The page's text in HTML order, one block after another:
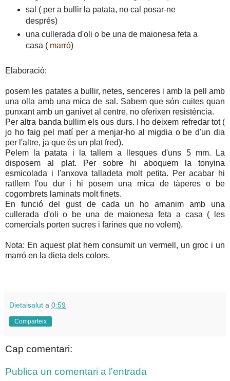
sal ( per a bullir la patata, no cal posar-ne
després)
una cullerada d'oli o be una de maionesa feta a
casa ( marró)
Elaboració:
posem les patates a bullir, netes, senceres i amb la pell amb
una olla amb una mica de sal. Sabem que són cuites quan
punxant amb un ganivet al centre, no oferixen resistència.
Per altra banda bullim els ous durs. I ho deixem refredar tot (
jo ho faig pel matí per a menjar-ho al migdia o be d'un dia
per l'altre, ja que és un plat fred).
Pelem la patata i la tallem a llesques d'uns 5 mm. La
disposem al plat. Per sobre hi aboquem la tonyina
esmicolada i l'anxova talladeta molt petita. Per acabar hi
ratllem l'ou dur i hi posem una mica de tàperes o be
cogombrets laminats molt finets.
En funció del gust de cada un ho amanim amb una
cullerada d'oli o be una de maionesa feta a casa ( les
comercials porten sucres i farines que no volem).
Nota: En aquest plat hem consumit un vermell, un groc i un
marró en la dieta dels colors.
Dietaisalut a 0:59
Comparteix
Cap comentari:
Publica un comentari a l'entrada